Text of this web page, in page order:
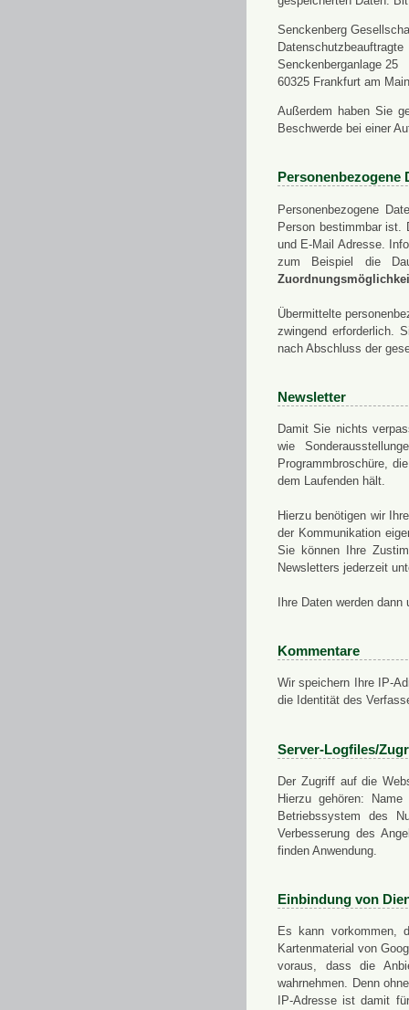
Senckenberg
Datenschutzbeauftragte
Senckenberganlage 25
60325 Frankfurt am Main
Außerdem haben Sie
Beschwerde bei einer
Personenbezogene
Personenbezogene
Person bestimmbar ist.
und E-Mail Adresse.
zum Beispiel die
Übermittelte
zwingend erforderlich.
nach Abschluss der
Newsletter
Damit Sie nichts
wie
Programmbroschüre,
dem Laufenden hält.
Hierzu benötigen wir
der Kommunikation
Sie können Ihre
Newsletters jederzeit
Ihre Daten werden
Kommentare
Wir speichern Ihre IP-
die Identität des
Server-Logfiles/
Der Zugriff auf die
Hierzu gehören:
Betriebssystem des
Verbesserung des
finden Anwendung.
Einbindung von
Es kann vorkommen,
Kartenmaterial von
voraus, dass die
wahrnehmen. Denn
IP-Adresse ist damit